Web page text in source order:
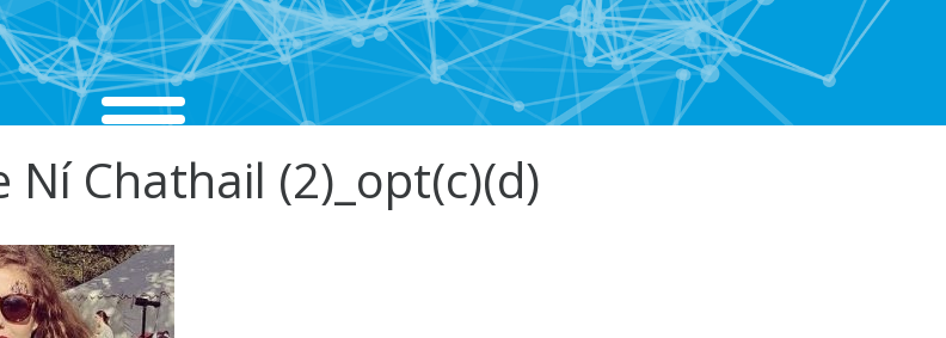
Ní Chathail (2)_opt(c)(d)